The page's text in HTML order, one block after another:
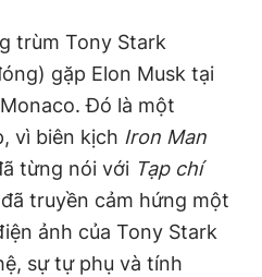
trùm Tony Stark
gặp Elon Musk tại
Đó là một
vì biên kịch Iron Man
từng nói với Tạp chí
truyền cảm hứng một
ảnh của Tony Stark
sự tự phụ và tính